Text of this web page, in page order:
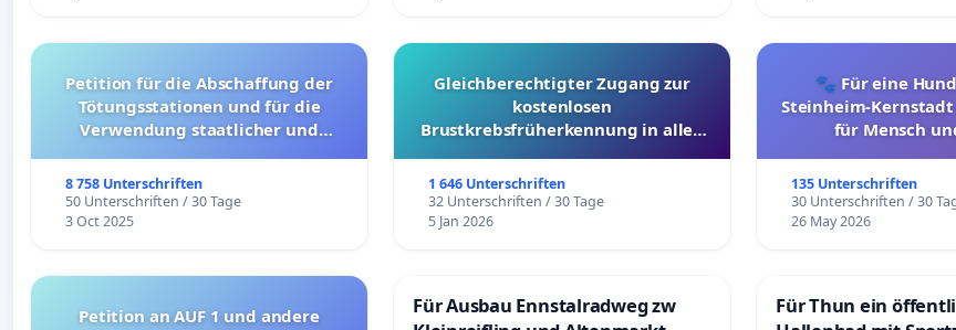
Petition für die Abschaffung der
Tötungsstationen und für die
Verwendung staatlicher und
8 758 Unterschriften
50 Unterschriften / 30 Tage
3 Oct 2025
Gleichberechtigter Zugang zur
kostenlosen
Brustkrebsfrüherkennung in allen
1 646 Unterschriften
32 Unterschriften / 30 Tage
5 Jan 2026
🐾 Für eine
Steinheim-Kernstadt
für Mensch
135 Unterschriften
30 Unterschriften / 30
26 May 2026
Petition an AUF 1 und andere
Für Ausbau Ennstalradweg zw
Für Thun ein